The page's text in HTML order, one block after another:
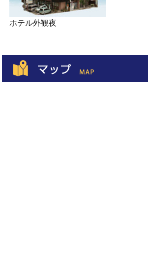
ホテル外観夜